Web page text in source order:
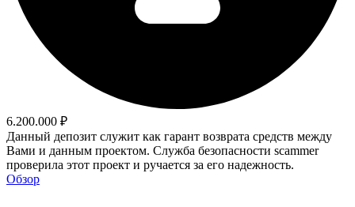
6.200.000 ₽
Данный депозит служит как гарант возврата средств между
Вами и данным проектом. Служба безопасности scammer
проверила этот проект и ручается за его надежность.
Обзор